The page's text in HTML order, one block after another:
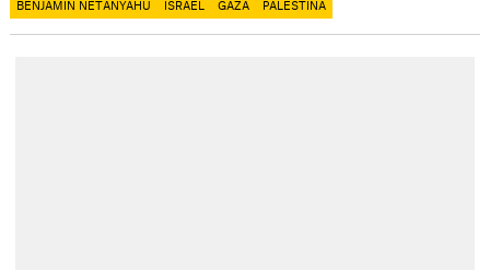
BENJAMIN NETANYAHU ISRAEL GAZA PALESTINA